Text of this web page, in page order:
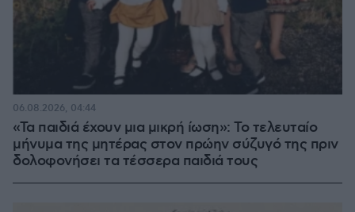
«Τα παιδιά έχουν μια μικρή ίωση»: Το τελευταίο
μήνυμα της μητέρας στον πρώην σύζυγό της πριν
δολοφονήσει τα τέσσερα παιδιά τους
06.08.2026, 04:44